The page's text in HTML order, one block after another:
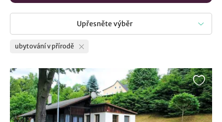
Upřesněte výběr
ubytování v přírodě